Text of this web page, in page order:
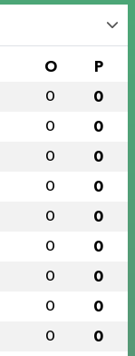
O P
0 0
0 0
0 0
0 0
0 0
0 0
0 0
0 0
0 0